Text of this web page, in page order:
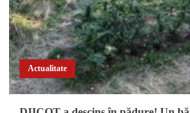
Actualitate